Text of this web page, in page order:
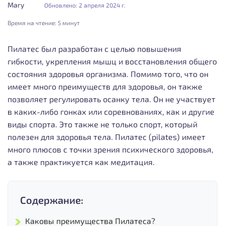
Mary Обновлено: 2 апреля 2024 г.
Время на чтение: 5 минут
Пилатес был разработан с целью повышения
гибкости, укрепления мышц и восстановления общего
состояния здоровья организма. Помимо того, что он
имеет много преимуществ для здоровья, он также
позволяет регулировать осанку тела. Он не участвует
в каких-либо гонках или соревнованиях, как и другие
виды спорта. Это также не только спорт, который
полезен для здоровья тела. Пилатес (pilates) имеет
много плюсов с точки зрения психического здоровья,
а также практикуется как медитация.
Содержание:
Каковы преимущества Пилатеса?